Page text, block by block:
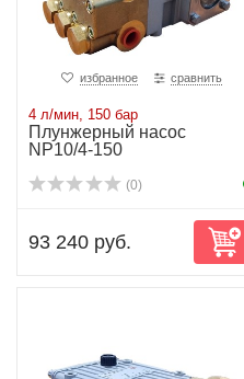
избранное сравнить
4 л/мин, 150 бар
Плунжерный насос
NP10/4-150
(0)
93 240 руб.